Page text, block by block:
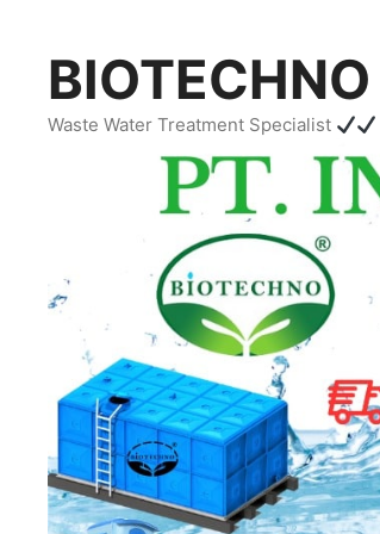
contentBIOTECHNO
Waste Water Treatment Specialist